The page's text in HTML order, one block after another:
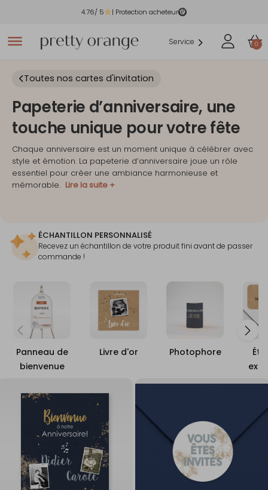
4.76/ 5 | Protection acheteur
Service 0
Toutes nos cartes d'invitation
Papeterie d’anniversaire, une
touche unique pour votre fête
Chaque anniversaire est un moment unique à célébrer avec
style et émotion. La papeterie d’anniversaire joue un rôle
essentiel pour créer une ambiance harmonieuse et
mémorable. Lire la suite +
ÉCHANTILLON PERSONNALISÉ
Recevez un échantillon de votre produit fini avant de passer
commande !
Panneau de
bienvenue
Livre d'or Photophore